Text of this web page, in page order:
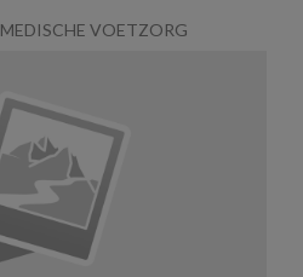
MEDISCHE VOETZORG